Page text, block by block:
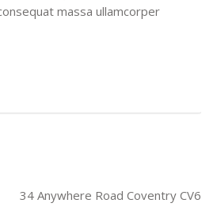
massa ullamcorper
34 Anywhere Road Coventry CV6